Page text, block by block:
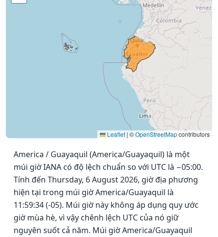
Leaflet | ©OpenStreetMapcontributors
America / Guayaquil (America/Guayaquil) là một
múi giờ IANA có độ lệch chuẩn so với UTC là −05:00.
Tính đến Thursday, 6 August 2026, giờ địa phương
hiện tại trong múi giờ America/Guayaquil là
11:59:34 (-05). Múi giờ này không áp dụng quy ước
giờ mùa hè, vì vậy chênh lệch UTC của nó giữ
nguyên suốt cả năm. Múi giờ America/Guayaquil